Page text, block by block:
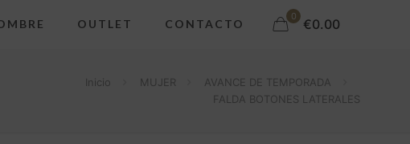
OUTLET CONTACTO
0 €0.00
Inicio MUJER
AVANCE DE TEMPORADA
FALDA BOTONES LATERALES